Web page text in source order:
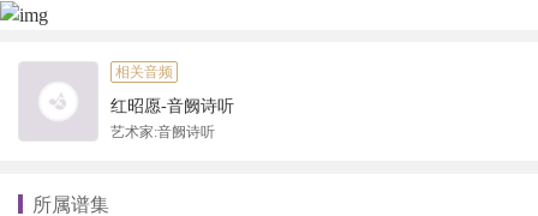
相关音频
红昭愿-音阙诗听
艺术家:音阙诗听
所属谱集